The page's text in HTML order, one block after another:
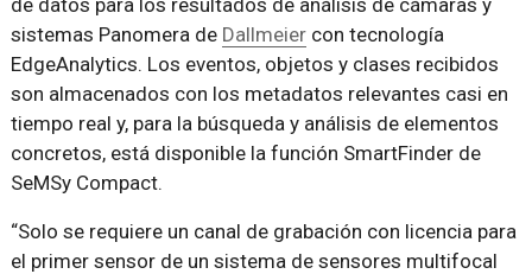
sistemas Panomera de Dallmeiercon tecnología
EdgeAnalytics. Los eventos, objetos y clases recibidos
son almacenados con los metadatos relevantes casi en
tiempo real y, para la búsqueda y análisis de elementos
concretos, está disponible la función SmartFinder de
SeMSy Compact.
“Solo se requiere un canal de grabación con licencia para
el primer sensor de un sistema de sensores multifocal